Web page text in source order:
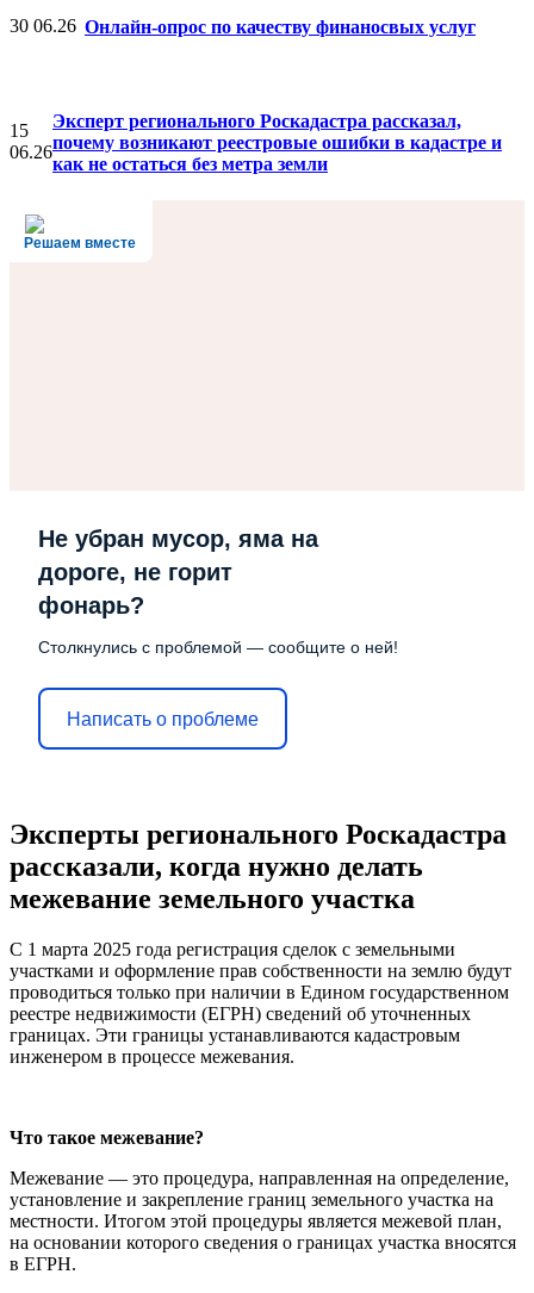
30 06.26 Онлайн-опрос по качеству финаносвых услуг
15
06.26
Эксперт регионального Роскадастра рассказал,
почему возникают реестровые ошибки в кадастре и
как не остаться без метра земли
Решаем вместе
Не убран мусор, яма на
дороге, не горит
фонарь?
Столкнулись с проблемой — сообщите о ней!
Написать о проблеме
Эксперты регионального Роскадастра
рассказали, когда нужно делать
межевание земельного участка
С 1 марта 2025 года регистрация сделок с земельными
участками и оформление прав собственности на землю будут
проводиться только при наличии в Едином государственном
реестре недвижимости (ЕГРН) сведений об уточненных
границах. Эти границы устанавливаются кадастровым
инженером в процессе межевания.
Что такое межевание?
Межевание — это процедура, направленная на определение,
установление и закрепление границ земельного участка на
местности. Итогом этой процедуры является межевой план,
на основании которого сведения о границах участка вносятся
в ЕГРН.